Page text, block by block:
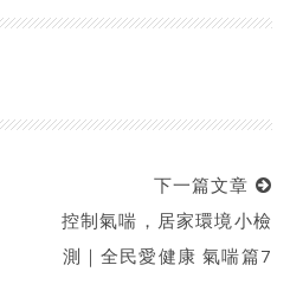
下一篇文章
控制氣喘，居家環境小檢
測｜全民愛健康 氣喘篇7